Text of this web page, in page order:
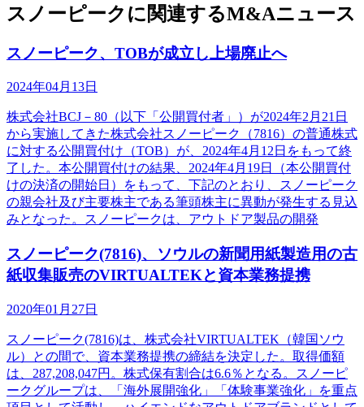
スノーピークに関連するM&Aニュース
スノーピーク、TOBが成立し上場廃止へ
2024年04月13日
株式会社BCJ－80（以下「公開買付者」）が2024年2月21日
から実施してきた株式会社スノーピーク（7816）の普通株式
に対する公開買付け（TOB）が、2024年4月12日をもって終
了した。本公開買付けの結果、2024年4月19日（本公開買付
けの決済の開始日）をもって、下記のとおり、スノーピーク
の親会社及び主要株主である筆頭株主に異動が発生する見込
みとなった。スノーピークは、アウトドア製品の開発
スノーピーク(7816)、ソウルの新聞用紙製造用の古
紙収集販売のVIRTUALTEKと資本業務提携
2020年01月27日
スノーピーク(7816)は、株式会社VIRTUALTEK（韓国ソウ
ル）との間で、資本業務提携の締結を決定した。取得価額
は、287,208,047円。株式保有割合は6.6％となる。スノーピ
ークグループは、「海外展開強化」「体験事業強化」を重点